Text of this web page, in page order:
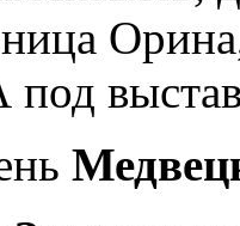
под